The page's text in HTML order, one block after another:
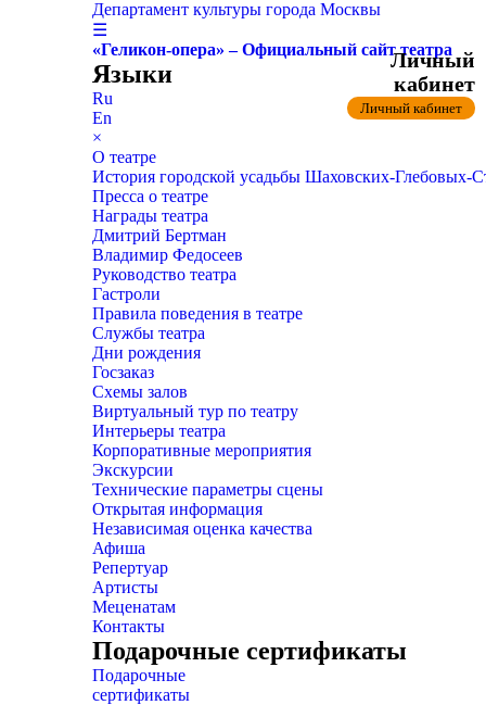
Департамент культуры города Москвы
☰
«Геликон-опера» – Официальный сайт театра
Языки
Ru
En
×
О театре
История городской усадьбы Шаховских-
Пресса о театре
Награды театра
Дмитрий Бертман
Владимир Федосеев
Руководство театра
Гастроли
Правила поведения в театре
Службы театра
Дни рождения
Госзаказ
Схемы залов
Виртуальный тур по театру
Интерьеры театра
Корпоративные мероприятия
Экскурсии
Технические параметры сцены
Открытая информация
Независимая оценка качества
Афиша
Репертуар
Артисты
Меценатам
Контакты
Подарочные сертификаты
Подарочные
сертификаты
Личный
кабинет
Личный кабинет